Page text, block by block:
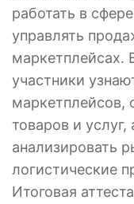
работать в
управлять
маркетплейсах.
участники
маркетплейсов,
товаров и услуг,
анализировать
логистические
Итоговая